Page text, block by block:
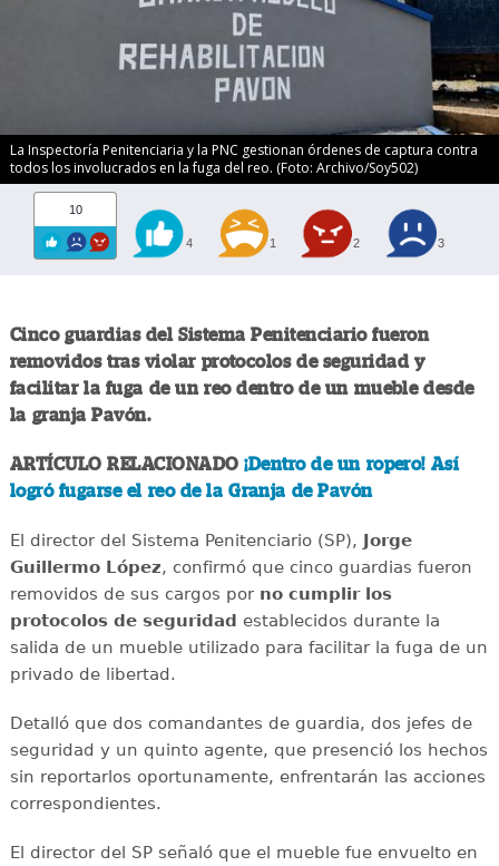
La Inspectoría Penitenciaria y la PNC gestionan órdenes de captura contra
todos los involucrados en la fuga del reo. (Foto: Archivo/Soy502)
10
4 1 2 3
Cinco guardias del Sistema Penitenciario fueron
removidos tras violar protocolos de seguridad y
facilitar la fuga de un reo dentro de un mueble desde
la granja Pavón.
ARTÍCULO RELACIONADO¡Dentro de un ropero! Así
logró fugarse el reo de la Granja de Pavón
El director del Sistema Penitenciario (SP), Jorge
Guillermo López, confirmó que cinco guardias fueron
removidos de sus cargos por no cumplir los
protocolos de seguridad establecidos durante la
salida de un mueble utilizado para facilitar la fuga de un
privado de libertad.
Detalló que dos comandantes de guardia, dos jefes de
seguridad y un quinto agente, que presenció los hechos
sin reportarlos oportunamente, enfrentarán las acciones
correspondientes.
El director del SP señaló que el mueble fue envuelto en